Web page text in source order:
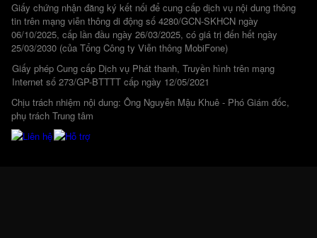
Giấy chứng nhận đăng ký kết nối để cung cấp dịch vụ nội dung thông
tin trên mạng viễn thông di động số 4280/GCN-SKHCN ngày
06/10/2025, cấp lần đầu ngày 26/03/2025, có giá trị đến hết ngày
25/03/2030 (của Tổng Công ty Viễn thông MobiFone)
Giấy phép Cung cấp Dịch vụ Phát thanh, Truyền hình trên mạng
Internet số 273/GP-BTTTT cấp ngày 12/05/2021
Chịu trách nhiệm nội dung: Ông Nguyễn Mậu Khuê - Phó Giám đốc,
phụ trách Trung tâm